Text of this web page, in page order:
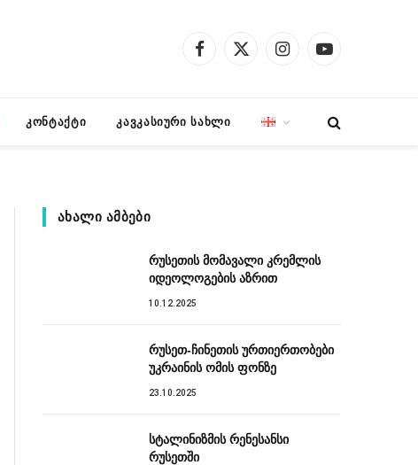
Facebook
X
InstagramYouTube
კონტაქტი კავკასიური სახლი
ᲐᲮᲐᲚᲘ ᲐᲛᲑᲔᲑᲘ
რუსეთის მომავალი კრემლის
იდეოლოგების აზრით
10.12.2025
რუსეთ-ჩინეთის ურთიერთობები
უკრაინის ომის ფონზე
23.10.2025
სტალინიზმის რენესანსი
რუსეთში